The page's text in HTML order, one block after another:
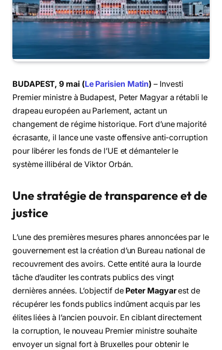
BUDAPEST, 9 mai (Le Parisien Matin) – Investi
Premier ministre à Budapest, Peter Magyar a rétabli le
drapeau européen au Parlement, actant un
changement de régime historique. Fort d’une majorité
écrasante, il lance une vaste offensive anti-corruption
pour libérer les fonds de l’UE et démanteler le
système illibéral de Viktor Orbán.
Une stratégie de transparence et de
justice
L’une des premières mesures phares annoncées par le
gouvernement est la création d’un Bureau national de
recouvrement des avoirs. Cette entité aura la lourde
tâche d’auditer les contrats publics des vingt
dernières années. L’objectif de Peter Magyarest de
récupérer les fonds publics indûment acquis par les
élites liées à l’ancien pouvoir. En ciblant directement
la corruption, le nouveau Premier ministre souhaite
envoyer un signal fort à Bruxelles pour obtenir le